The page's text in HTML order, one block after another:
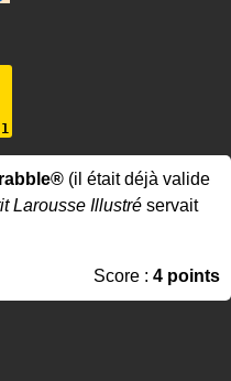
(il était déjà valide
Larousse Illustré servait
Score : 4 points